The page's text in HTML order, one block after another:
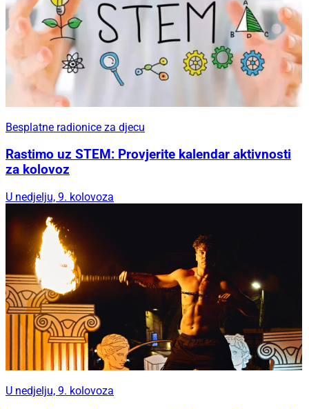
Besplatne radionice za djecu
Rastimo uz STEM: Provjerite kalendar aktivnosti
za kolovoz
U nedjelju, 9. kolovoza
U nedjelju, 9. kolovoza